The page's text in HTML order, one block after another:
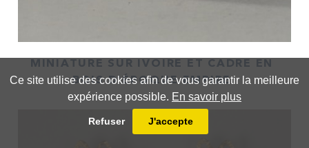
Ce site utilise des cookies afin de vous garantir la meilleure
expérience possible. En savoir plus
Refuser J'accepte
MINIATURE SUR IVOIRE ET CADRE EN
BOIS D'ÉPOQUE EMPIRE